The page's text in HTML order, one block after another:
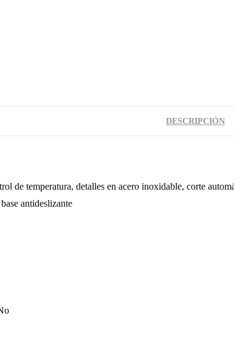
DESCRIPCIÓN
de temperatura, detalles en acero inoxidable, corte
antideslizante